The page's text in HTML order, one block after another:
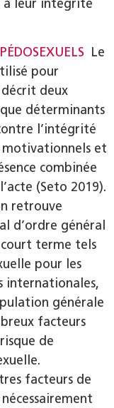
à leur intégrité
Le
pour
deux
déterminants
l’intégrité
motivationnels et
combinée
(Seto 2019).
retrouve
d’ordre général
court terme tels
pour les
internationales,
générale
facteurs
de
facteurs de